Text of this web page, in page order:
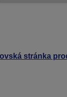
stránka